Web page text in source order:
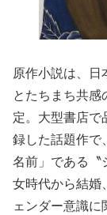
原作小説は、日
とたちまち共感
定。大型書店で
録した話題作で
名前」である〝
女時代から結婚
ェンダー意識